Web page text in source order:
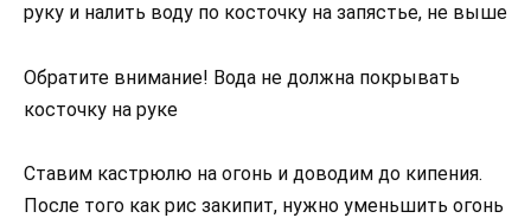
руку и налить воду по косточку на запястье, не выше
Обратите внимание! Вода не должна покрывать
косточку на руке
Ставим кастрюлю на огонь и доводим до кипения.
После того как рис закипит, нужно уменьшить огонь